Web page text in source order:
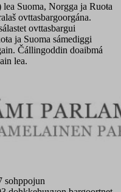
Suoma, Norgga ja Ruoŧa
ovttasbargoorgána.
ovttasbargui
ja Suoma sámediggi
Čállingoddin doaibmá
lea.
sohppojun